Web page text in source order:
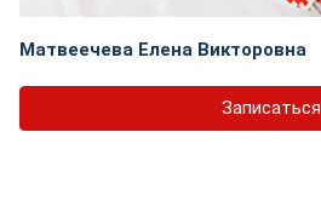
Матвеечева Елена Викторовна
Записаться